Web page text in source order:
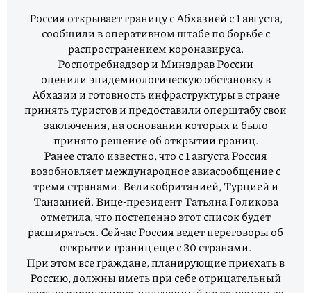
Россия открывает границу с Абхазией с 1 августа,
сообщили в оперативном штабе по борьбе с
распространением коронавируса.
Роспотребнадзор и Минздрав России
оценили эпидемиологическую обстановку в
Абхазии и готовность инфраструктуры в стране
принять туристов и предоставили оперштабу свои
заключения, на основании которых и было
принято решение об открытии границ.
Ранее стало известно, что с 1 августа Россия
возобновляет международное авиасообщение с
тремя странами: Великобританией, Турцией и
Танзанией. Вице-президент Татьяна Голикова
отметила, что постепенно этот список будет
расширяться. Сейчас Россия ведет переговоры об
открытии границ еще с 30 странами.
При этом все граждане, планирующие приехать в
Россию, должны иметь при себе отрицательный